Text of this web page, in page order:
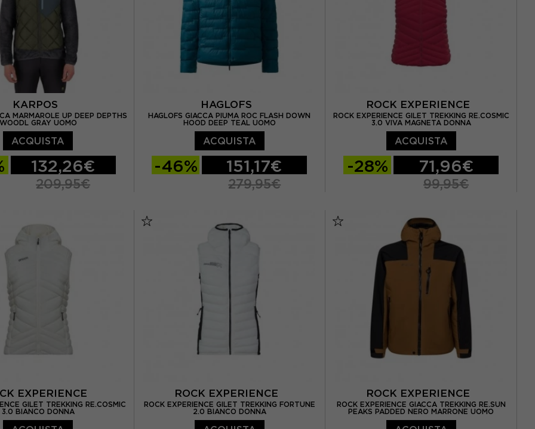
KARPOS
MARMAROLE UP DEEP DEPTHS
WOODL GRAY UOMO
ACQUISTA
132,26€
209,95€
HAGLOFS
HAGLOFS GIACCA PIUMA ROC FLASH DOWN
HOOD DEEP TEAL UOMO
ACQUISTA
-46% 151,17€
279,95€
ROCK EXPERIENCE
ROCK EXPERIENCE GILET TREKKING RE.COSMIC
3.0 VIVA MAGNETA DONNA
ACQUISTA
-28% 71,96€
99,95€
EXPERIENCE
GILET TREKKING RE.COSMIC
3.0 BIANCO DONNA
ROCK EXPERIENCE
ROCK EXPERIENCE GILET TREKKING FORTUNE
2.0 BIANCO DONNA
ROCK EXPERIENCE
ROCK EXPERIENCE GIACCA TREKKING RE.SUN
PEAKS PADDED NERO MARRONE UOMO